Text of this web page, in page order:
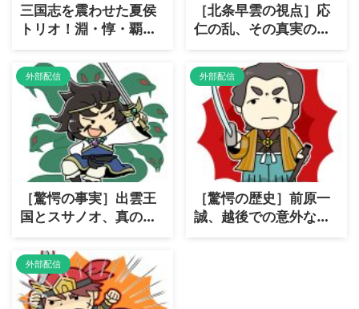
三国志を震わせた夏侯
トリオ！淵・惇・覇、
彼らの［真実に迫る］
［北条早雲の視点］応
仁の乱、その真実の背
景とは？
外部配信
［驚愕の事実］出雲王
国とスサノオ、真の
「国盗り物語」！
外部配信
［驚愕の歴史］前原一
誠、越後での意外な善
政とは？
外部配信